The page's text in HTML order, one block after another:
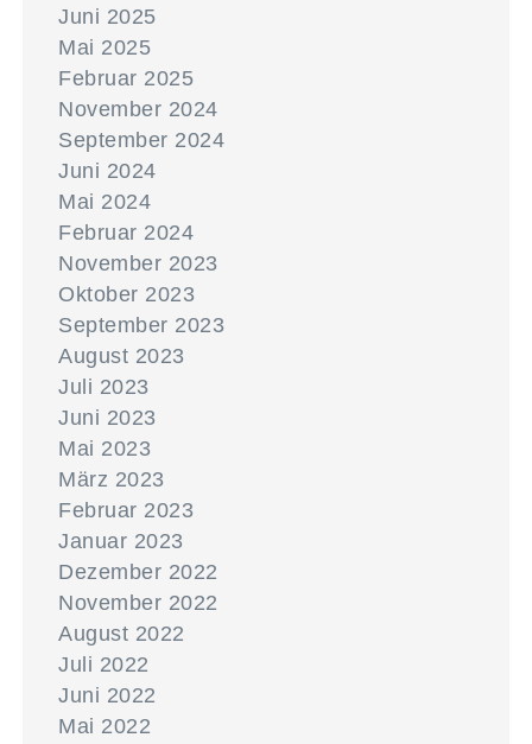
Juni 2025
Mai 2025
Februar 2025
November 2024
September 2024
Juni 2024
Mai 2024
Februar 2024
November 2023
Oktober 2023
September 2023
August 2023
Juli 2023
Juni 2023
Mai 2023
März 2023
Februar 2023
Januar 2023
Dezember 2022
November 2022
August 2022
Juli 2022
Juni 2022
Mai 2022